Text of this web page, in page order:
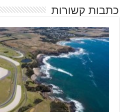
כתבות קשורות